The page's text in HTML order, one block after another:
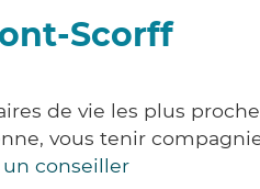
Scorff
de vie les plus
vous tenir
conseiller